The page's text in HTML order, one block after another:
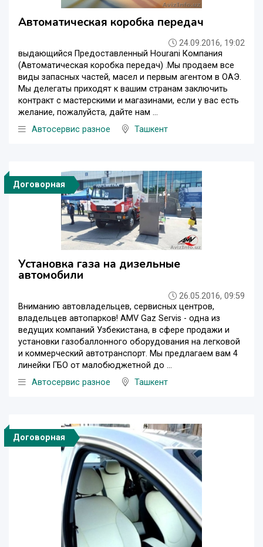
Автоматическая коробка передач
24.09.2016, 19:02
выдающийся Предоставленный Hourani Компания
(Автоматическая коробка передач) .Мы продаем все
виды запасных частей, масел и первым агентом в ОАЭ.
Мы делегаты приходят к вашим странам заключить
контракт с мастерскими и магазинами, если у вас есть
желание, пожалуйста, дайте нам ...
Автосервис разное
Ташкент
Договорная
Установка газа на дизельные
автомобили
26.05.2016, 09:59
Вниманию автовладельцев, сервисных центров,
владельцев автопарков! AMV Gaz Servis - одна из
ведущих компаний Узбекистана, в сфере продажи и
установки газобаллонного оборудования на легковой
и коммерческий автотранспорт. Мы предлагаем вам 4
линейки ГБО от малобюджетной до ...
Автосервис разное
Ташкент
Договорная